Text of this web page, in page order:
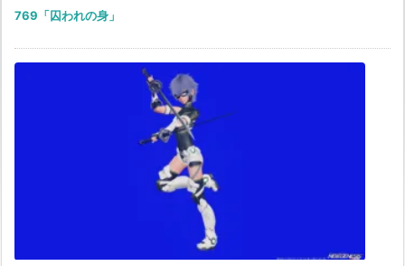
769「囚われの身」